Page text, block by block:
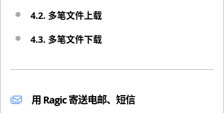
4.2. 多笔文件上载
4.3. 多笔文件下载
用 Ragic 寄送电邮、短信